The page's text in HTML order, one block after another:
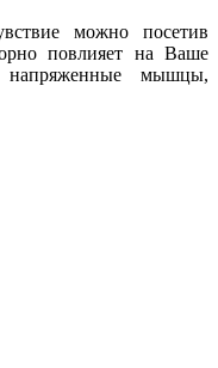
можно посетив
повлияет на Ваше
напряженные мышцы,